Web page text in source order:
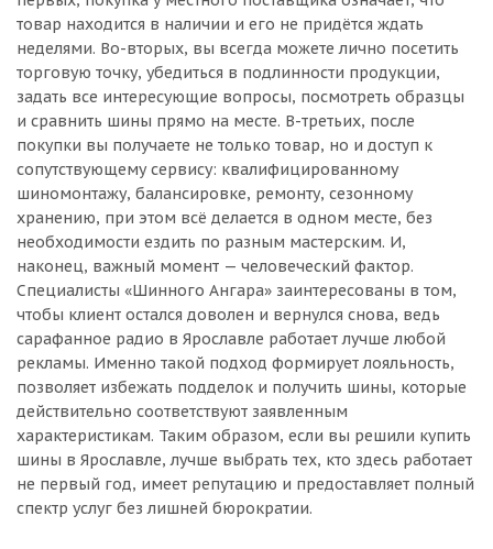
товар находится в наличии и его не придётся ждать
неделями. Во-вторых, вы всегда можете лично посетить
торговую точку, убедиться в подлинности продукции,
задать все интересующие вопросы, посмотреть образцы
и сравнить шины прямо на месте. В-третьих, после
покупки вы получаете не только товар, но и доступ к
сопутствующему сервису: квалифицированному
шиномонтажу, балансировке, ремонту, сезонному
хранению, при этом всё делается в одном месте, без
необходимости ездить по разным мастерским. И,
наконец, важный момент — человеческий фактор.
Специалисты «Шинного Ангара» заинтересованы в том,
чтобы клиент остался доволен и вернулся снова, ведь
сарафанное радио в Ярославле работает лучше любой
рекламы. Именно такой подход формирует лояльность,
позволяет избежать подделок и получить шины, которые
действительно соответствуют заявленным
характеристикам. Таким образом, если вы решили купить
шины в Ярославле, лучше выбрать тех, кто здесь работает
не первый год, имеет репутацию и предоставляет полный
спектр услуг без лишней бюрократии.